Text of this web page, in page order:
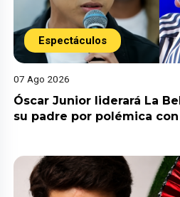
Espectáculos
07 Ago 2026
Óscar Junior liderará La
su padre por polémica